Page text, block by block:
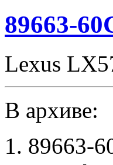
89663-
Lexus
В архиве:
89663-